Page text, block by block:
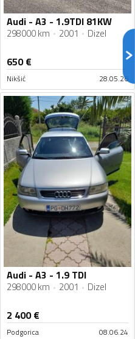
Audi - A3 - 1.9TDI 81KW
298000 km 2001 Dizel
650€
Nikšić 28.05.26
Audi - A3 - 1.9 TDI
298000 km 2001 Dizel
2 400€
Podgorica 08.06.24